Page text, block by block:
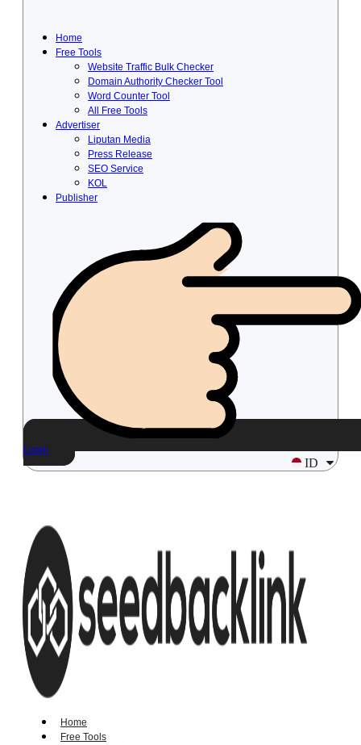
Home
Free Tools
Website Traffic Bulk Checker
Domain Authority Checker Tool
Word Counter Tool
All Free Tools
Advertiser
Liputan Media
Press Release
SEO Service
KOL
Publisher
Login
ID
Home
Free Tools